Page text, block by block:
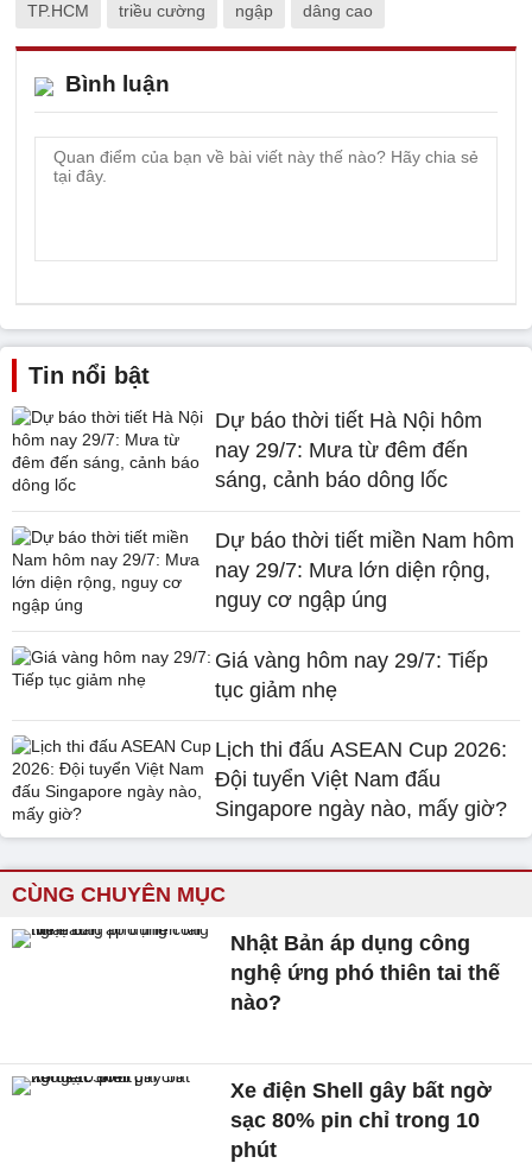
TP.HCM triều cường ngập dâng cao
Bình luận
Tin nổi bật
Dự báo thời tiết Hà Nội hôm
nay 29/7: Mưa từ đêm đến
sáng, cảnh báo dông lốc
Dự báo thời tiết miền Nam hôm
nay 29/7: Mưa lớn diện rộng,
nguy cơ ngập úng
Giá vàng hôm nay 29/7: Tiếp
tục giảm nhẹ
Lịch thi đấu ASEAN Cup 2026:
Đội tuyển Việt Nam đấu
Singapore ngày nào, mấy giờ?
CÙNG CHUYÊN MỤC
Nhật Bản áp dụng công
nghệ ứng phó thiên tai thế
nào?
Xe điện Shell gây bất ngờ
sạc 80% pin chỉ trong 10
phút